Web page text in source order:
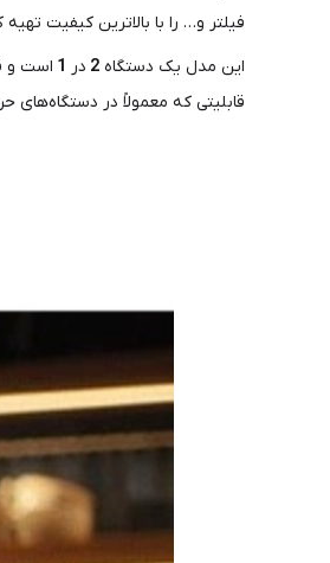
فیلتر و… را با بالاترین کیفیت تهیه
این مدل یک دستگاه 2 در 1 است و
قابلیتی که معمولاً در دستگاه‌های